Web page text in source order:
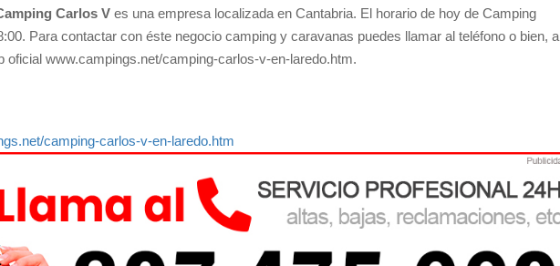
Carlos V es una empresa localizada en Cantabria. El horario de hoy de Camping
Para contactar con éste negocio camping y caravanas puedes llamar al teléfono o bien, a
oficial www.campings.net/camping-carlos-v-en-laredo.htm.
camping-carlos-v-en-laredo.htm